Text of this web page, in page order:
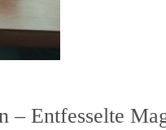
– Entfesselte